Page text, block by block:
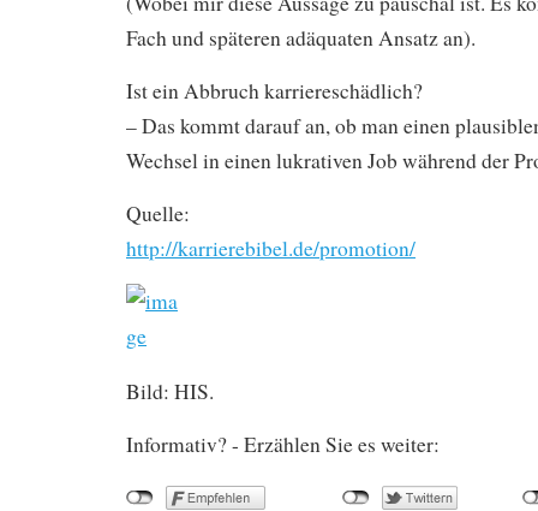
Fach und späteren adäquaten Ansatz an).
Ist ein Abbruch karriereschädlich?
– Das kommt darauf an, ob man einen
Wechsel in einen lukrativen Job während der
Quelle:
http://karrierebibel.de/promotion/
Bild: HIS.
Informativ? - Erzählen Sie es weiter: